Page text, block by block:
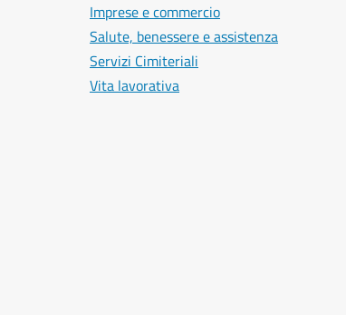
Imprese e commercio
Salute, benessere e assistenza
Servizi Cimiteriali
Vita lavorativa